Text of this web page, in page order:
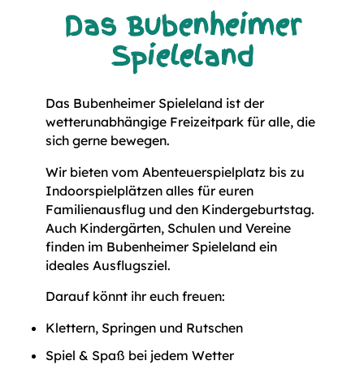
Das Bubenheimer
Spieleland
Das Bubenheimer Spieleland ist der
wetterunabhängige Freizeitpark für alle, die
sich gerne bewegen.
Wir bieten vom Abenteuerspielplatz bis zu
Indoorspielplätzen alles für euren
Familienausflug und den Kindergeburtstag.
Auch Kindergärten, Schulen und Vereine
finden im Bubenheimer Spieleland ein
ideales Ausflugsziel.
Darauf könnt ihr euch freuen:
Klettern, Springen und Rutschen
Spiel & Spaß bei jedem Wetter